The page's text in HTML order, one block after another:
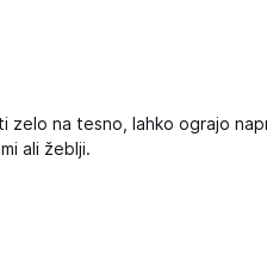
zelo na tesno, lahko ograjo
ali žeblji.